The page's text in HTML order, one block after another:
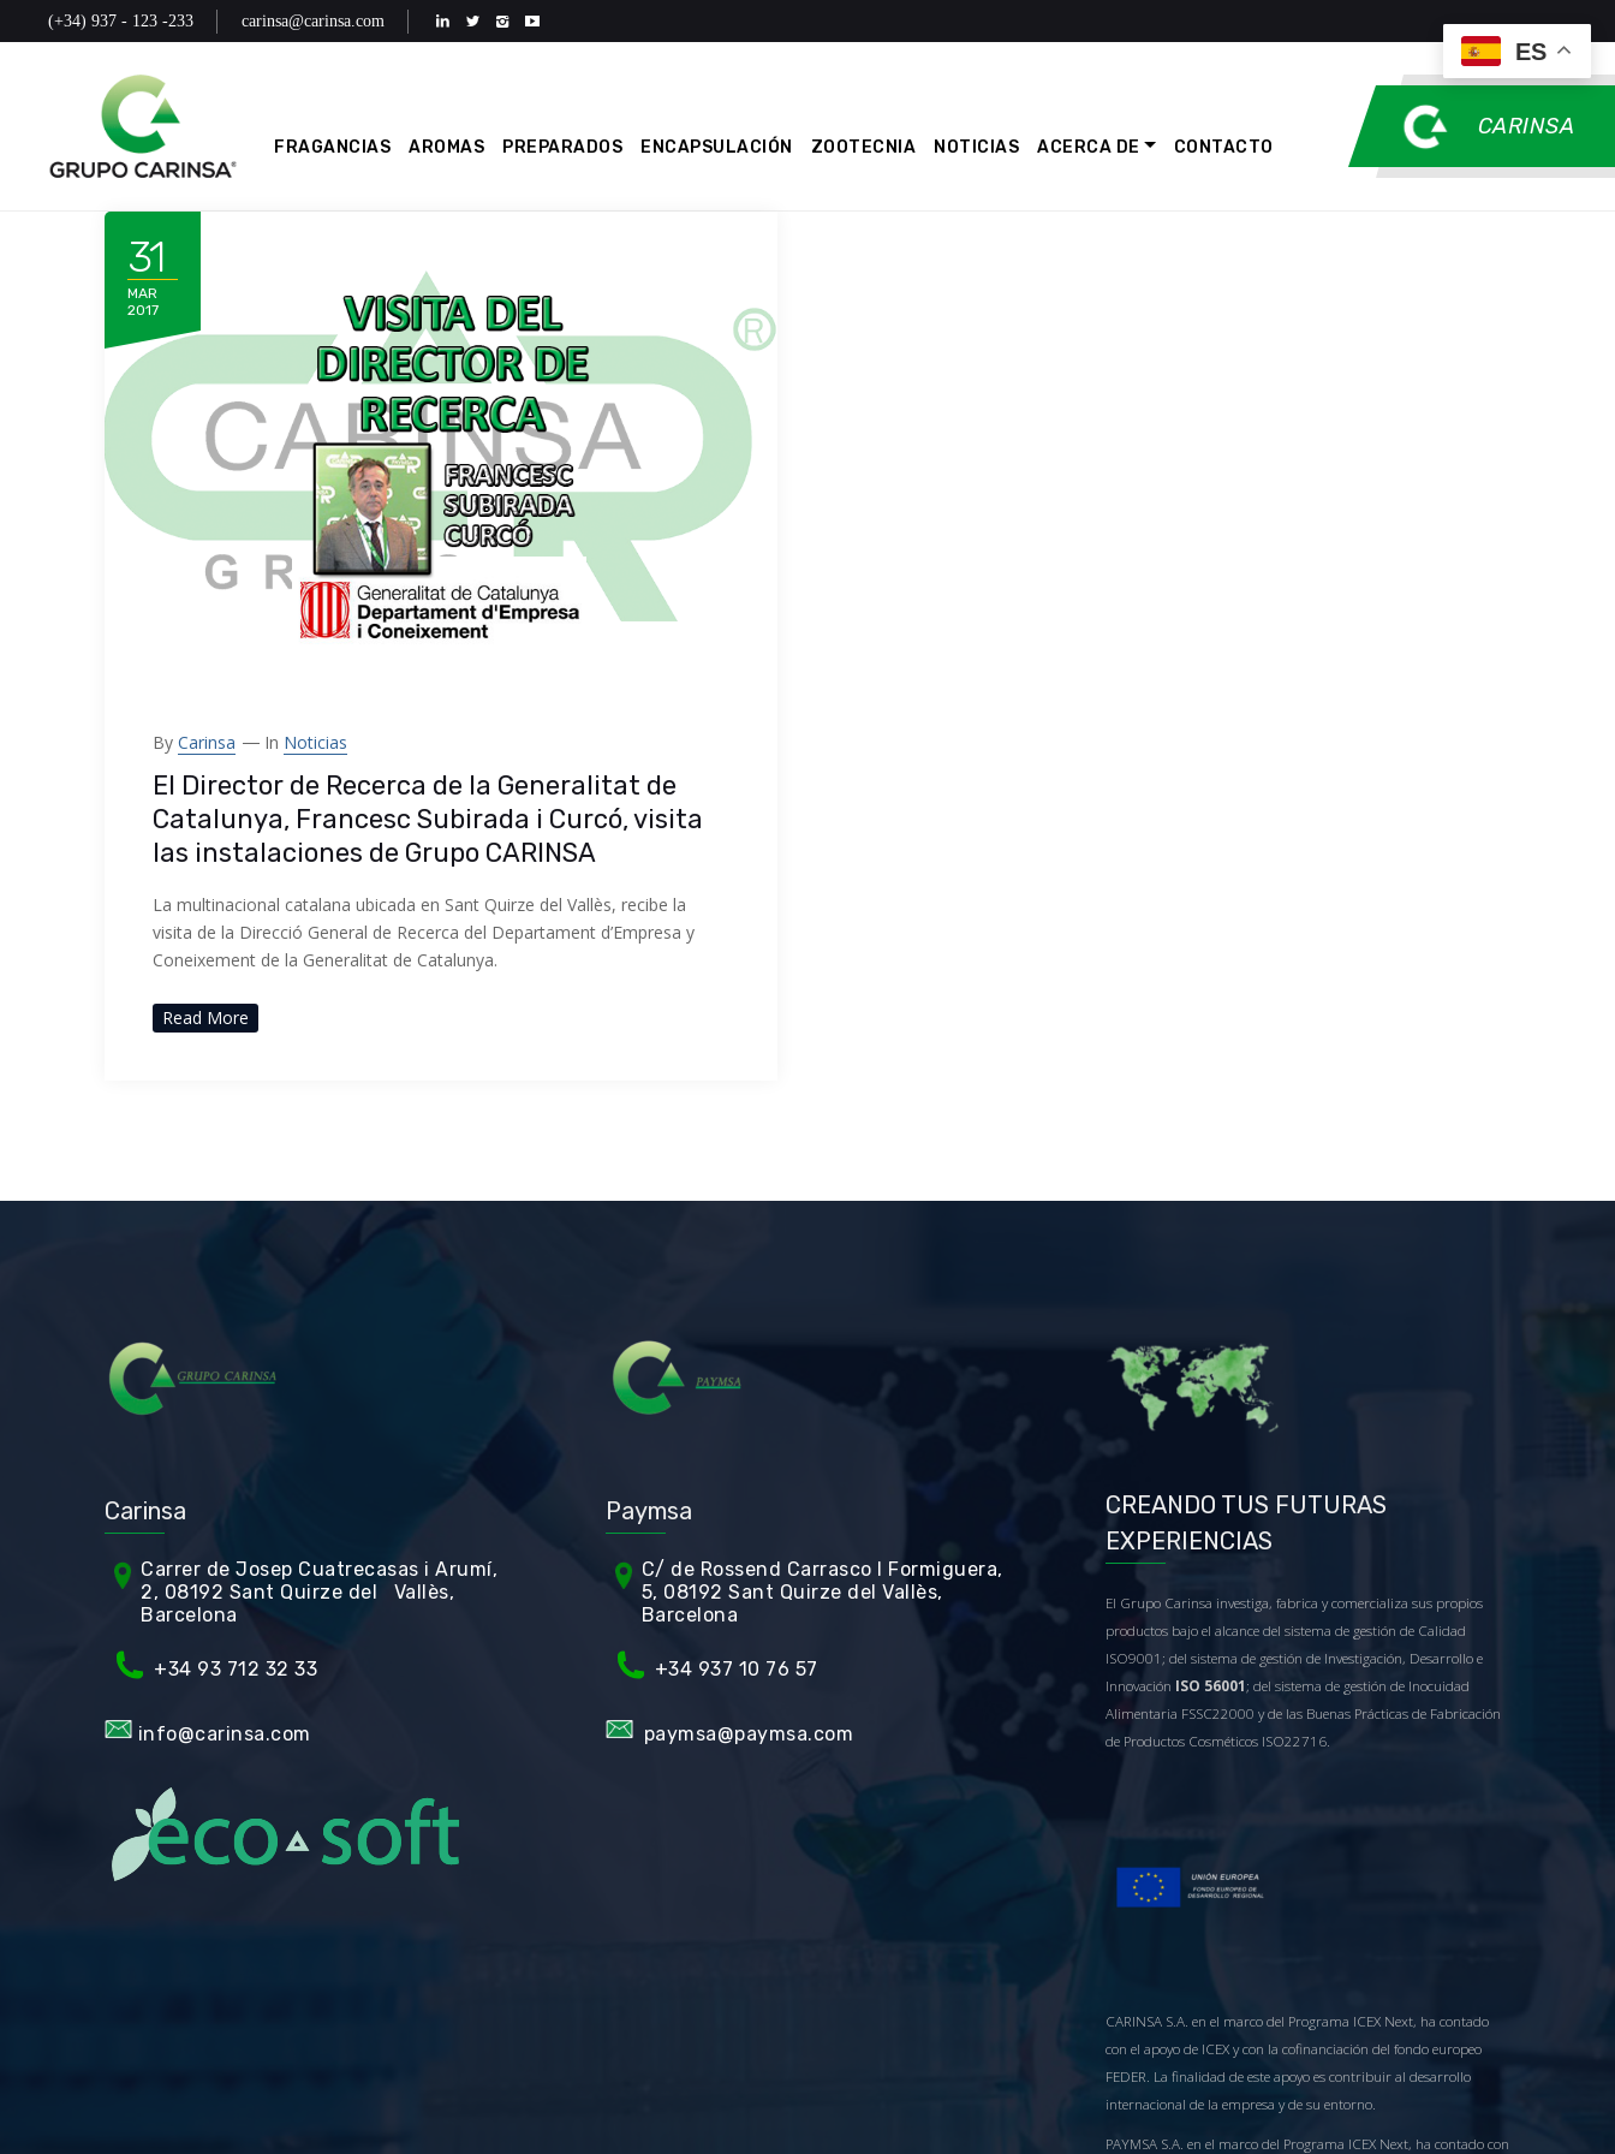
(+34) 937 - 123 -233 carinsa@carinsa.com
FRAGANCIAS AROMAS PREPARADOS ENCAPSULACIÓN ZOOTECNIA NOTICIAS ACERCA DE CONTACTO
CARINSA
31
MAR
2017
By Carinsa In Noticias
El Director de Recerca de la Generalitat de
Catalunya, Francesc Subirada i Curcó, visita
las instalaciones de Grupo CARINSA
La multinacional catalana ubicada en Sant Quirze del Vallès, recibe la
visita de la Direcció General de Recerca del Departament d’Empresa y
Coneixement de la Generalitat de Catalunya.
Read More
Carinsa
Carrer de Josep Cuatrecasas i Arumí,
2, 08192 Sant Quirze del Vallès,
Barcelona
+34 93 712 32 33
info@carinsa.com
Paymsa
C/ de Rossend Carrasco I Formiguera,
5, 08192 Sant Quirze del Vallès,
Barcelona
+34 937 10 76 57
paymsa@paymsa.com
CREANDO TUS FUTURAS
EXPERIENCIAS
El Grupo Carinsa investiga, fabrica y comercializa sus propios
productos bajo el alcance del sistema de gestión de Calidad
ISO9001; del sistema de gestión de Investigación, Desarrollo e
Innovación ISO 56001 ; del sistema de gestión de Inocuidad
Alimentaria FSSC22000 y de las Buenas Prácticas de Fabricación
de Productos Cosméticos ISO22716.
CARINSA S.A. en el marco del Programa ICEX Next, ha contado
con el apoyo de ICEX y con la cofinanciación del fondo europeo
FEDER. La finalidad de este apoyo es contribuir al desarrollo
internacional de la empresa y de su entorno.
PAYMSA S.A. en el marco del Programa ICEX Next, ha contado con
ES